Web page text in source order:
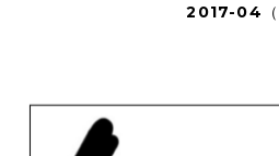
2017-04（